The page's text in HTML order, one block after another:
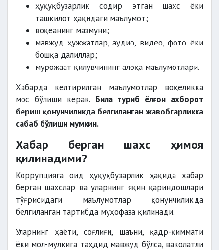
ҳуқуқбузарлик содир этган шахс ёки
ташкилот ҳақидаги маълумот;
воқеанинг мазмуни;
мавжуд ҳужжатлар, аудио, видео, фото ёки
бошқа далиллар;
мурожаат қилувчининг алоқа маълумотлари.
Хабарда келтирилган маълумотлар воқеликка
мос бўлиши керак. Била туриб ёлғон ахборот
бериш қонунчиликда белгиланган жавобгарликка
сабаб бўлиши мумкин.
Хабар берган шахс ҳимоя
қилинадими?
Коррупцияга оид ҳуқуқбузарлик ҳақида хабар
берган шахслар ва уларнинг яқин қариндошлари
тўғрисидаги маълумотлар қонунчиликда
белгиланган тартибда муҳофаза қилинади.
Уларнинг ҳаёти, соғлиғи, шаъни, қадр-қиммати
ёки мол-мулкига таҳдид мавжуд бўлса, ваколатли